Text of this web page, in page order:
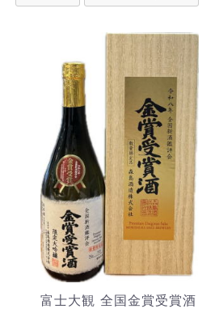
富士大観 全国金賞受賞酒